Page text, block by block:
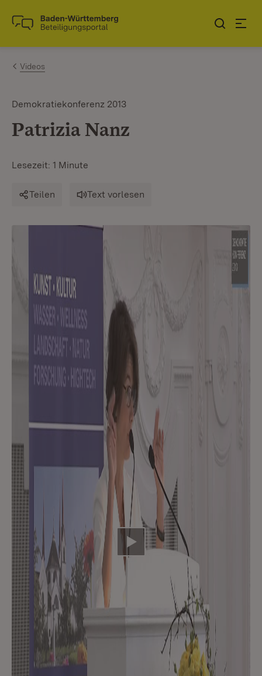
Zum Inhalt springen
Link zur Startseite
Videos
Demokratiekonferenz 2013
Patrizia Nanz
Lesezeit: 1 Minute
Teilen Text vorlesen
Video abspielen